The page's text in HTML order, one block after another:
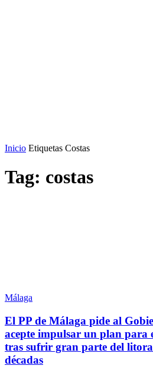
Inicio Etiquetas Costas
Tag: costas
Málaga
El PP de Málaga pide al
acepte impulsar un plan para
tras sufrir gran parte del
décadas